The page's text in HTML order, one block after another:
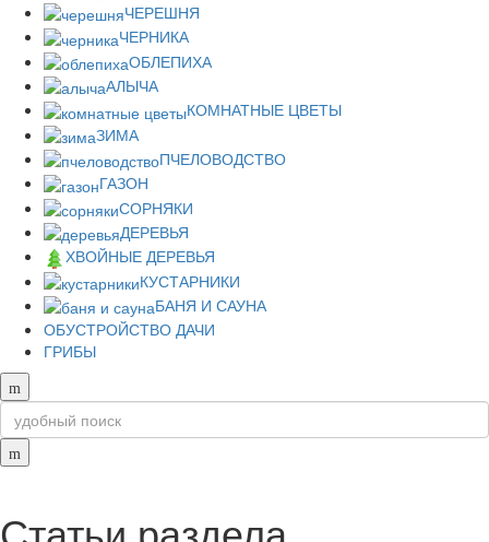
ЧЕРЕШНЯ
ЧЕРНИКА
ОБЛЕПИХА
АЛЫЧА
КОМНАТНЫЕ ЦВЕТЫ
ЗИМА
ПЧЕЛОВОДСТВО
ГАЗОН
СОРНЯКИ
ДЕРЕВЬЯ
ХВОЙНЫЕ ДЕРЕВЬЯ
КУСТАРНИКИ
БАНЯ И САУНА
ОБУСТРОЙСТВО ДАЧИ
ГРИБЫ